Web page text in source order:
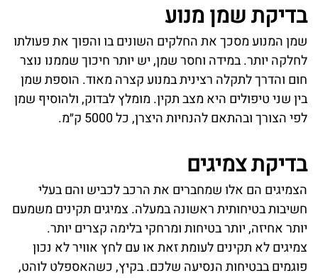
בדיקת שמן מנוע
שמן המנוע מסכך את החלקים השונים בו והפוך את פעולתו
לחלקה יותר. במידה וחסר שמן, יש יותר חיכוך שממנו נוצר
חום והדרך לתקלה רצינית במנוע קצרה מאוד. הוספת שמן
בין שני טיפולים היא מצב תקין. מומלץ לבדוק, ולהוסיף שמן
לפי הצורך ובהתאם להנחיות היצרן, כל 5000 ק״מ.
בדיקת צמיגים
הצמיגים הם אלו שמחברים את הרכב לכביש והם בעלי
חשיבות בטיחותית ראשונה במעלה. צמיגים תקינים משמעם
יותר אחיזה, יותר בטיחות ומרחקי בלימה קצרים יותר.
צמיגים לא תקינים לעומת זאת או עם לחץ אוויר לא נכון
פוגמים בבטיחות הנסיעה שלכם. בקיץ, כשהאספלט לוהט,